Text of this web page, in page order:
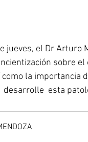
jueves, el Dr Arturo
sobre
la importancia
desarrolle  esta